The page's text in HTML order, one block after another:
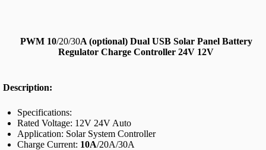
PWM 10/20/30A (optional) Dual USB Solar Panel Battery
Regulator Charge Controller 24V 12V
Description:
Specifications:
Rated Voltage: 12V 24V Auto
Application: Solar System Controller
Charge Current: 10A/20A/30A